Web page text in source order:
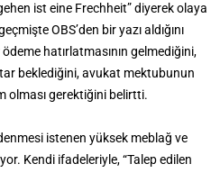
ist eine Frechheit” diyerek olaya
OBS’den bir yazı aldığını
hatırlatmasının gelmediğini,
beklediğini, avukat mektubunun
olması gerektiğini belirtti.
istenen yüksek meblağ ve
Kendi ifadeleriyle, “Talep edilen